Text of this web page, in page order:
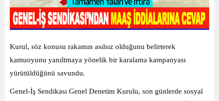
Kurul, söz konusu rakamın asılsız olduğunu belirterek
kamuoyunu yanıltmaya yönelik bir karalama kampanyası
yürütüldüğünü savundu.
Genel-İş Sendikası Genel Denetim Kurulu, son günlerde sosyal